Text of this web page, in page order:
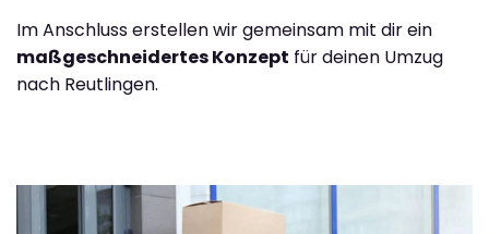
Im Anschluss erstellen wir gemeinsam mit dir ein
maßgeschneidertes Konzept für deinen Umzug
nach Reutlingen.